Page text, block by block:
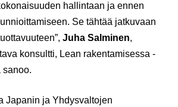
hallintaan ja ennen
Se tähtää jatkuvaan
Juha Salminen,
konsultti, Lean rakentamisessa -
sanoo.
Japanin ja Yhdysvaltojen